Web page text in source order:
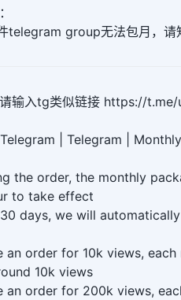
telegram group无法包月，请
输入tg类似链接 https://t.me/
| Telegram |
the order, the monthly
to take effect
days, we will
an order for 10k views, each
10k views
an order for 200k views,